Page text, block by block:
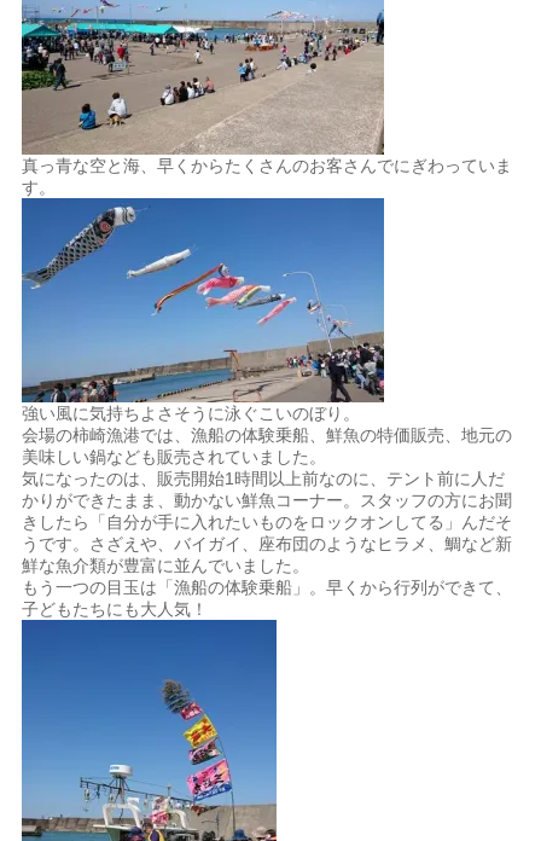
真っ青な空と海、早くからたくさんのお客さんでにぎわっていま
す。
強い風に気持ちよさそうに泳ぐこいのぼり。
会場の柿崎漁港では、漁船の体験乗船、鮮魚の特価販売、地元の
美味しい鍋なども販売されていました。
気になったのは、販売開始1時間以上前なのに、テント前に人だ
かりができたまま、動かない鮮魚コーナー。スタッフの方にお聞
きしたら「自分が手に入れたいものをロックオンしてる」んだそ
うです。さざえや、バイガイ、座布団のようなヒラメ、鯛など新
鮮な魚介類が豊富に並んでいました。
もう一つの目玉は「漁船の体験乗船」。早くから行列ができて、
子どもたちにも大人気！